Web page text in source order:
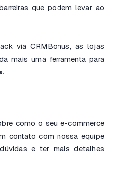
que podem levar ao
via CRMBonus, as lojas
mais uma ferramenta para
como o seu e-commerce
contato com nossa equipe
e ter mais detalhes